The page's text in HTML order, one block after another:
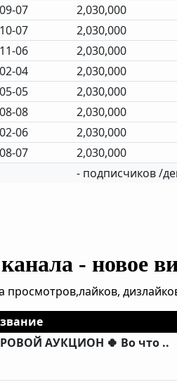
07 2,030,000
07 2,030,000
06 2,030,000
04 2,030,000
05 2,030,000
08 2,030,000
06 2,030,000
07 2,030,000
- подписчиков /
- новое
просмотров,лайков,
АУКЦИОН 🍀 Во что ..